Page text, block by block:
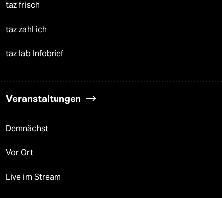
taz frisch
taz zahl ich
taz lab Infobrief
Veranstaltungen
Demnächst
Vor Ort
Live im Stream